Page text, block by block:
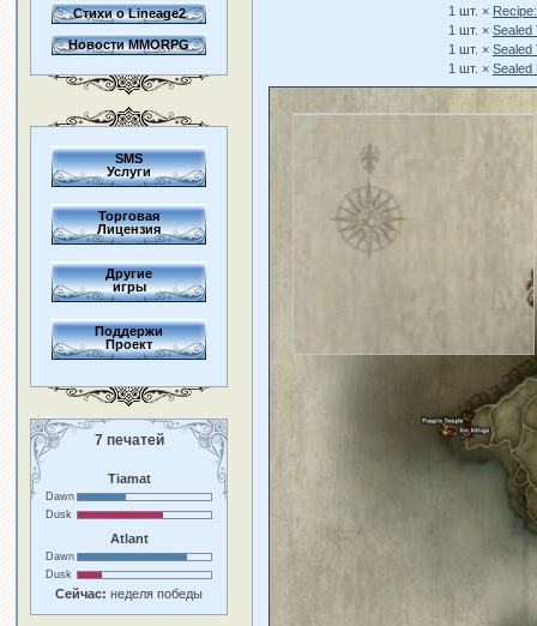
Стихи о Lineage2
Новости MMORPG
SMS
Услуги
Торговая
Лицензия
Другие
игры
Поддержи
Проект
7 печатей
Tiamat
Dawn
Dusk
Atlant
Dawn
Dusk
Сейчас: неделя победы
1 шт. ×
1 шт. × Sealed
1 шт. × Sealed
1 шт. × Sealed